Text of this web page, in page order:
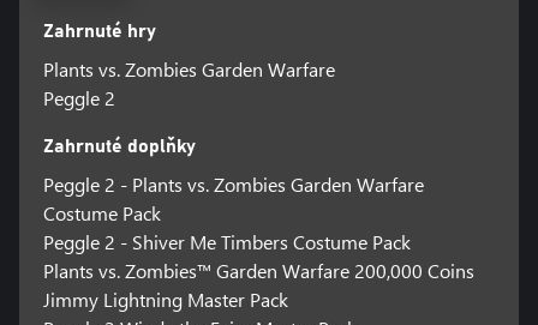
Zahrnuté hry
Plants vs. Zombies Garden Warfare
Peggle 2
Zahrnuté doplňky
Peggle 2 - Plants vs. Zombies Garden Warfare
Costume Pack
Peggle 2 - Shiver Me Timbers Costume Pack
Plants vs. Zombies™ Garden Warfare 200,000 Coins
Jimmy Lightning Master Pack